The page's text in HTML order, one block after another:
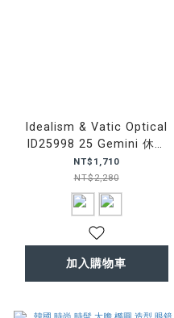
Idealism & Vatic Optical
ID25998 25 Gemini 休閒
眼鏡
NT$1,710
NT$2,280
加入購物車